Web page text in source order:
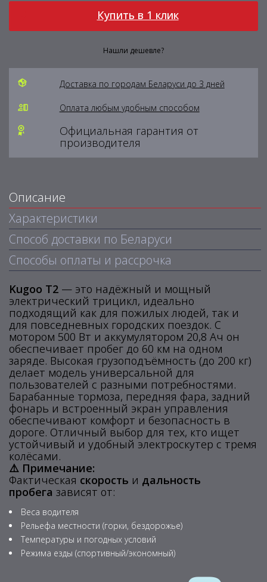
Купить в 1 клик
Нашли дешевле?
Доставка по городам Беларуси до 3 дней
Оплата любым удобным способом
Официальная гарантия от
производителя
Описание
Характеристики
Способ доставки по Беларуси
Способы оплаты и рассрочка
Kugoo T2 — это надёжный и мощный
электрический трицикл, идеально
подходящий как для пожилых людей, так и
для повседневных городских поездок. С
мотором 500 Вт и аккумулятором 20,8 Ач он
обеспечивает пробег до 60 км на одном
заряде. Высокая грузоподъёмность (до 200 кг)
делает модель универсальной для
пользователей с разными потребностями.
Барабанные тормоза, передняя фара, задний
фонарь и встроенный экран управления
обеспечивают комфорт и безопасность в
дороге. Отличный выбор для тех, кто ищет
устойчивый и удобный электроскутер с тремя
колёсами.
⚠️ Примечание:
Фактическая скорость и дальность
пробега зависят от:
Веса водителя
Рельефа местности (горки, бездорожье)
Температуры и погодных условий
Режима езды (спортивный/экономный)